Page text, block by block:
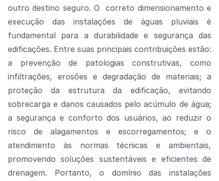
outro destino seguro. O correto dimensionamento e
execução das instalações de águas pluviais é
fundamental para a durabilidade e segurança das
edificações. Entre suas principais contribuições estão:
a prevenção de patologias construtivas, como
infiltrações, erosões e degradação de materiais; a
proteção da estrutura da edificação, evitando
sobrecarga e danos causados pelo acúmulo de água;
a segurança e conforto dos usuários, ao reduzir o
risco de alagamentos e escorregamentos; e o
atendimento às normas técnicas e ambientais,
promovendo soluções sustentáveis e eficientes de
drenagem. Portanto, o domínio das instalações